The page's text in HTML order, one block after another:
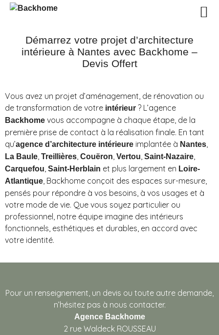
Démarrez votre projet d’architecture
intérieure à Nantes avec Backhome –
Devis Offert
Vous avez un projet d’aménagement, de rénovation ou
de transformation de votre intérieur ? L’agence
Backhome vous accompagne à chaque étape, de la
première prise de contact à la réalisation finale. En tant
qu’agence d’architecture intérieure implantée à Nantes,
La Baule, Treillières, Couëron, Vertou, Saint-Nazaire,
Carquefou, Saint-Herblain et plus largement en Loire-
Atlantique, Backhome conçoit des espaces sur-mesure,
pensés pour répondre à vos besoins, à vos usages et à
votre mode de vie. Que vous soyez particulier ou
professionnel, notre équipe imagine des intérieurs
fonctionnels, esthétiques et durables, en accord avec
votre identité.
Pour un renseignement, un devis ou toute autre demande,
n’hésitez pas à nous contacter.
Agence Backhome
2 rue Waldeck ROUSSEAU